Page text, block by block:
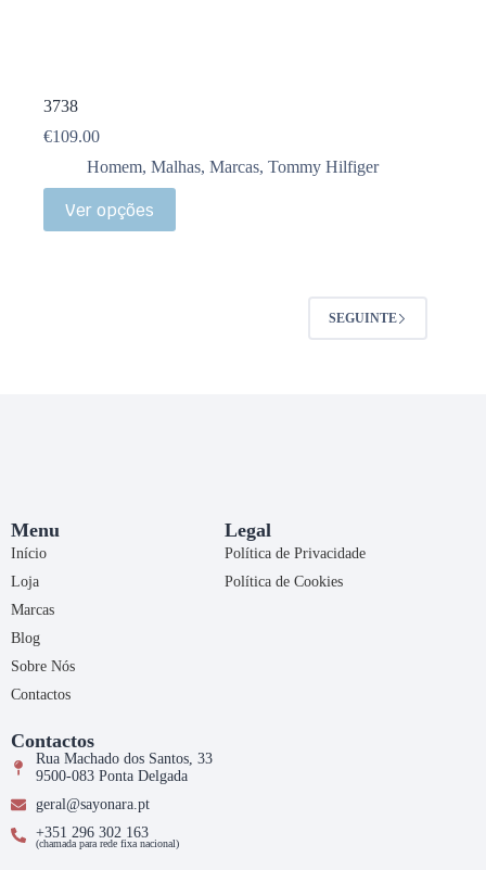
3738
€109.00
Homem, Malhas, Marcas, Tommy Hilfiger
Ver opções
SEGUINTE
Menu
Início
Loja
Marcas
Blog
Sobre Nós
Contactos
Legal
Política de Privacidade
Política de Cookies
Contactos
Rua Machado dos Santos, 33
9500-083 Ponta Delgada
geral@sayonara.pt
+351 296 302 163
(chamada para rede fixa nacional)